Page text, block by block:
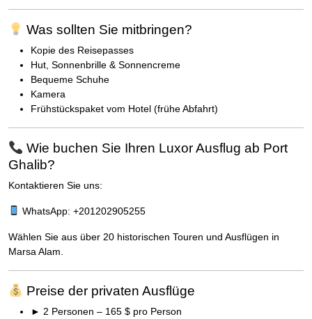
Was sollten Sie mitbringen?
Kopie des Reisepasses
Hut, Sonnenbrille & Sonnencreme
Bequeme Schuhe
Kamera
Frühstückspaket vom Hotel (frühe Abfahrt)
Wie buchen Sie Ihren Luxor Ausflug ab Port
Ghalib?
Kontaktieren Sie uns:
WhatsApp: +201202905255
Wählen Sie aus über 20 historischen Touren und Ausflügen in
Marsa Alam.
Preise der privaten Ausflüge
► 2 Personen – 165 $ pro Person